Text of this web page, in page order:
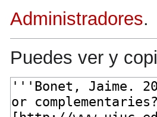
Administradores.
Puedes ver y